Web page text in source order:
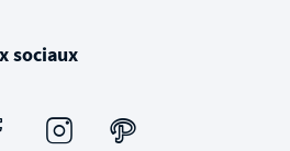
sociaux